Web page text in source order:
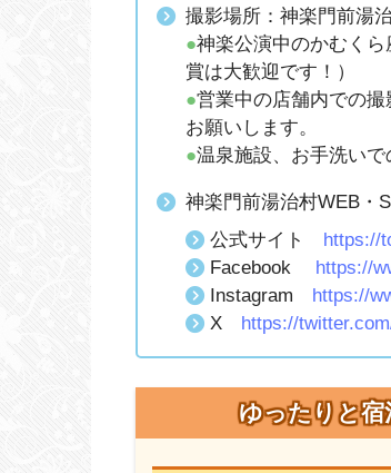
撮影場所：神楽門前湯
●神楽公演中のかむく
賞は大歓迎です！）
●営業中の店舗内での
お願いします。
●温泉施設、お手洗いで
神楽門前湯治村WEB・
公式サイト https://
Facebook
https://
Instagram https://
X https://
ゆったりと宿